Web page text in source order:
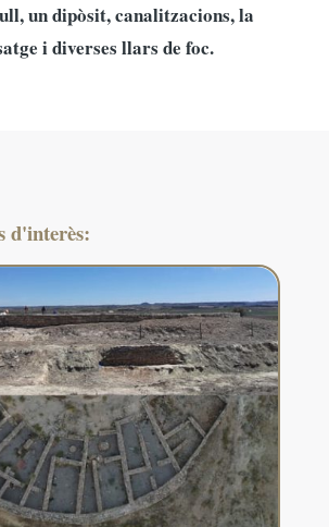
un dipòsit, canalitzacions, la
i diverses llars de foc.
d'interès: